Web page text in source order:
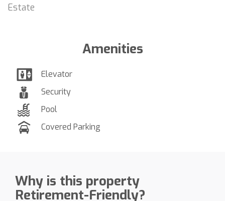
Estate
Amenities
Elevator
Security
Pool
Covered Parking
Why is this property
Retirement-Friendly?